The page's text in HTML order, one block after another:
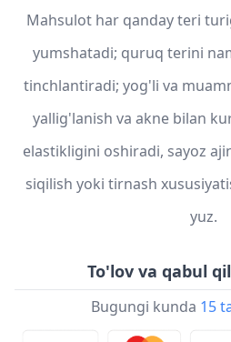
Mahsulot har qanday teri
yumshatadi; quruq terini
tinchlantiradi; yog'li va
yallig'lanish va akne bilan
elastikligini oshiradi, sayoz
siqilish yoki tirnash
yuz.
To'lov va qabul
Bugungi kunda 15